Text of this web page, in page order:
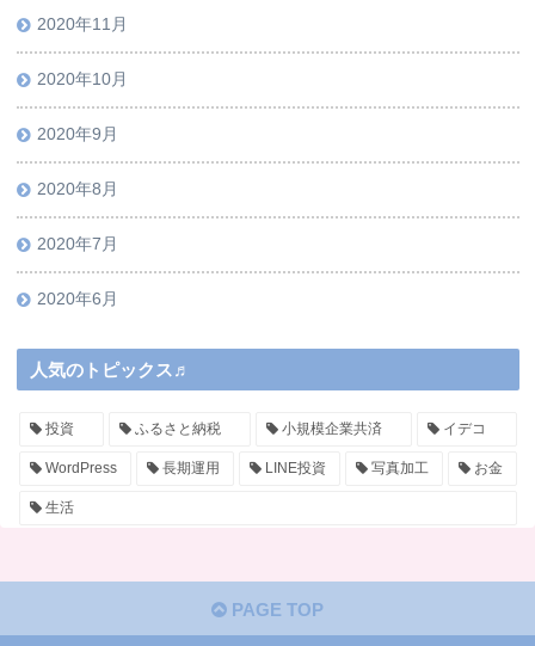
2020年11月
2020年10月
2020年9月
2020年8月
2020年7月
2020年6月
人気のトピックス♬
投資 ふるさと納税 小規模企業共済 イデコ
WordPress 長期運用 LINE投資 写真加工 お金
生活
PAGE TOP